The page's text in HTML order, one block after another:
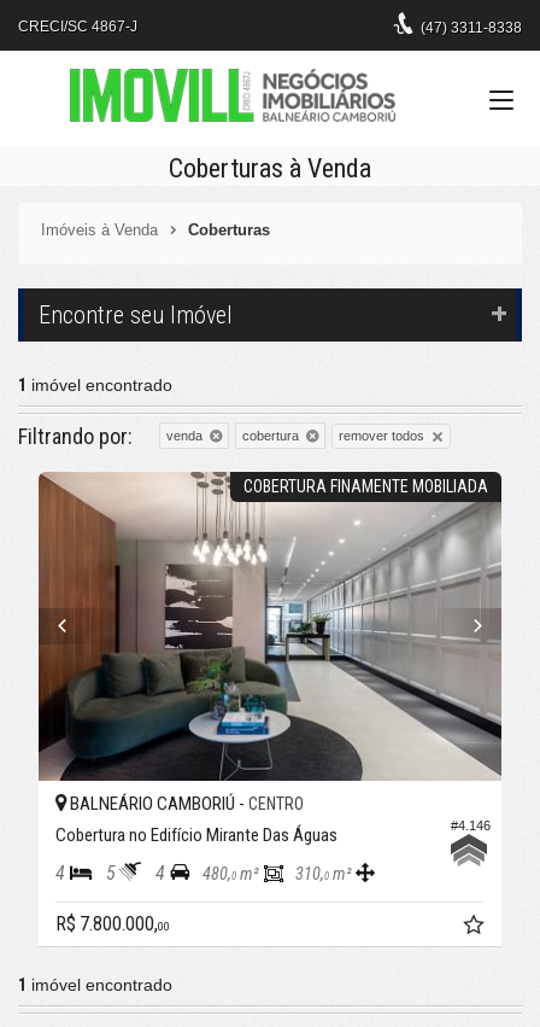
CRECI/SC 4867-J (47) 3311-8338
Coberturas à Venda
Imóveis à Venda Coberturas
Encontre seu Imóvel
1 imóvel encontrado
Filtrando por: venda cobertura remover todos
COBERTURA FINAMENTE MOBILIADA
#4.146
BALNEÁRIO CAMBORIÚ - CENTRO
Cobertura no Edifício Mirante Das Águas
4 5 4 480,0 m² 310,0 m²
R$ 7.800.000,00
1 imóvel encontrado